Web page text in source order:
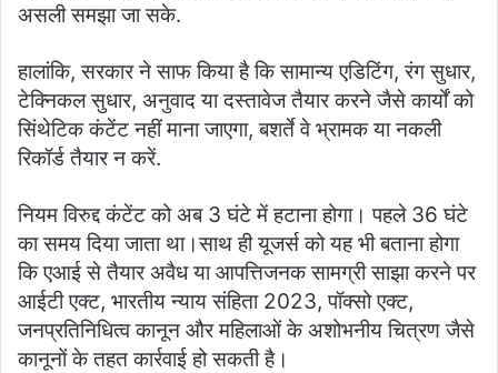
असली समझा जा सके.
हालांकि, सरकार ने साफ किया है कि सामान्य एडिटिंग, रंग सुधार,
टेक्निकल सुधार, अनुवाद या दस्तावेज तैयार करने जैसे कार्यों को
सिंथेटिक कंटेंट नहीं माना जाएगा, बशर्ते वे भ्रामक या नकली
रिकॉर्ड तैयार न करें.
नियम विरुद्द कंटेंट को अब 3 घंटे में हटाना होगा। पहले 36 घंटे
का समय दिया जाता था।साथ ही यूजर्स को यह भी बताना होगा
कि एआई से तैयार अवैध या आपत्तिजनक सामग्री साझा करने पर
आईटी एक्ट, भारतीय न्याय संहिता 2023, पॉक्सो एक्ट,
जनप्रतिनिधित्व कानून और महिलाओं के अशोभनीय चित्रण जैसे
कानूनों के तहत कार्रवाई हो सकती है।